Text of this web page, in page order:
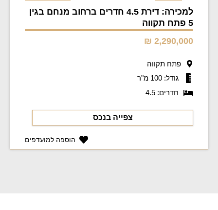
למכירה: דירת 4.5 חדרים ברחוב מנחם בגין
5 פתח תקווה
2,290,000 ₪
פתח תקווה
גודל: 100 מ"ר
חדרים: 4.5
צפייה בנכס
הוספה למועדפים